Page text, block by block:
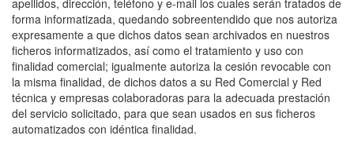
forma informatizada, quedando sobreentendido que nos autoriza
expresamente a que dichos datos sean archivados en nuestros
ficheros informatizados, así como el tratamiento y uso con
finalidad comercial; igualmente autoriza la cesión revocable con
la misma finalidad, de dichos datos a su Red Comercial y Red
técnica y empresas colaboradoras para la adecuada prestación
del servicio solicitado, para que sean usados en sus ficheros
automatizados con idéntica finalidad.